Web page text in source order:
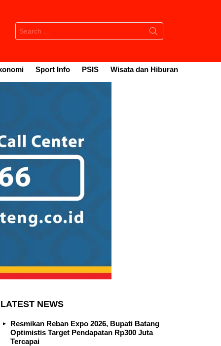
Search
for:
Sport Info PSIS Wisata dan Hiburan
LATEST NEWS
Resmikan Reban Expo 2026, Bupati Batang
Optimistis Target Pendapatan Rp300 Juta
Tercapai